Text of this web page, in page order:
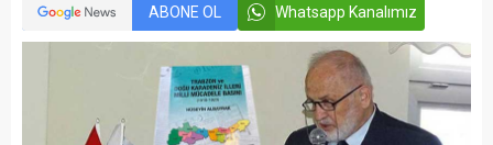
ABONE OL Whatsapp Kanalımız